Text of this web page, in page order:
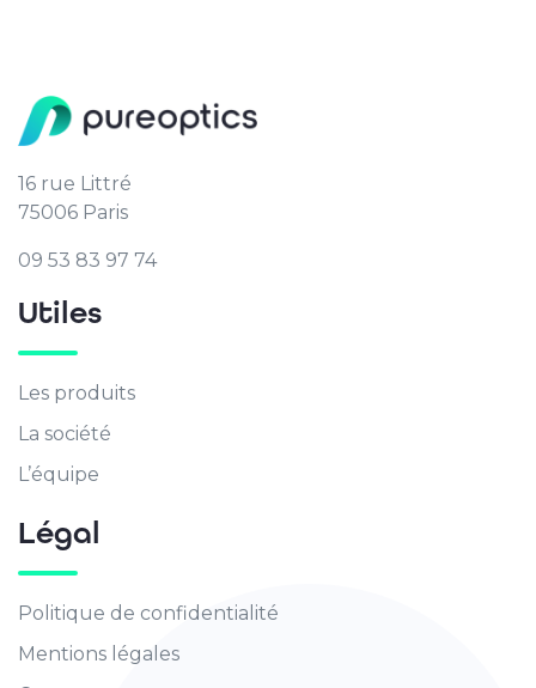
16 rue Littré
75006 Paris
09 53 83 97 74
Utiles
Les produits
La société
L’équipe
Légal
Politique de confidentialité
Mentions légales